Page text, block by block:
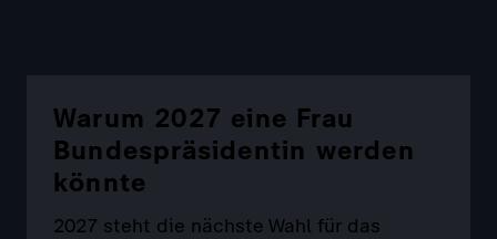
Warum 2027 eine Frau
Bundespräsidentin werden
könnte
2027 steht die nächste Wahl für das